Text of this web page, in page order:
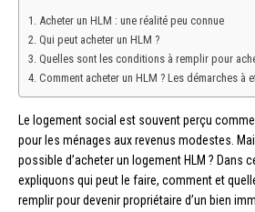
Acheter un HLM : une réalité peu connue
Qui peut acheter un HLM ?
Quelles sont les conditions à remplir pour
Comment acheter un HLM ? Les démarches à
Le logement social est souvent perçu
pour les ménages aux revenus modestes.
possible d’acheter un logement HLM ? Dans
expliquons qui peut le faire, comment et
remplir pour devenir propriétaire d’un bien